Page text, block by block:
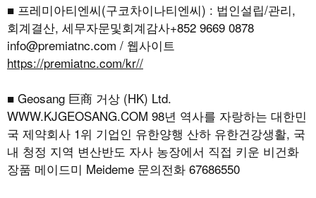
■ 프레미아티엔씨(구코차이나티엔씨) : 법인설립/관리,
회계결산, 세무자문및회계감사+852 9669 0878
info@premiatnc.com / 웹사이트
https://premiatnc.com/kr//
■ Geosang 巨商 거상 (HK) Ltd.
WWW.KJGEOSANG.COM 98년 역사를 자랑하는 대한민
국 제약회사 1위 기업인 유한양행 산하 유한건강생활, 국
내 청정 지역 변산반도 자사 농장에서 직접 키운 비건화
장품 메이드미 Meideme 문의전화 67686550